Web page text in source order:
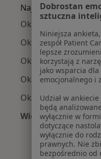
Najpopularniejsze
Okuliści z NFZ w
Okuliści z
Okuliści z POLMED
Okuliści z INTER
Okuliści z TU
Więcej (2)
Więcej w
Dobrostan
sztuczna
Niniejsza
zespół Patient
lepsze
korzystają z
jako wsparcia
emocjonalnego i
Udział w
będą
wyłącznie w
dotyczące
wyłącznie do
prawnych. Nie
bezpośrednio od